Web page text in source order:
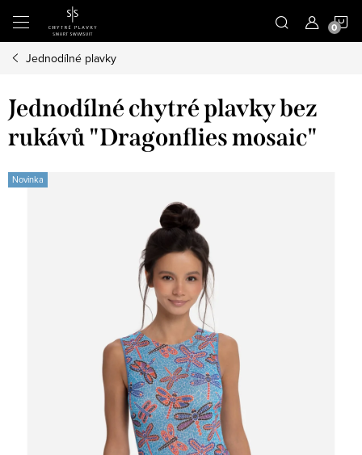
obsah
Jednodílné plavky
Jednodílné chytré plavky bez
rukávů "Dragonflies mosaic"
Novinka